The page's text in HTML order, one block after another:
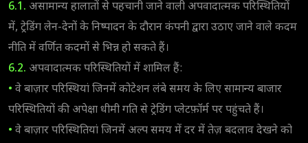
6.1. असामान्य हालातों से पहचानी जाने वाली अपवादात्मक परिस्थितियों
में, ट्रेडिंग लेन-देनों के निष्पादन के दौरान कंपनी द्वारा उठाए जाने वाले कदम
नीति में वर्णित कदमों से भिन्न हो सकते हैं।
6.2. अपवादात्मक परिस्थितियों में शामिल हैं:
• वे बाज़ार परिस्थियां जिनमें कोटेशन लंबे समय के लिए सामान्य बाजार
परिस्थितियों की अपेक्षा धीमी गति से ट्रेडिंग प्लेटफ़ॉर्म पर पहुंचते हैं।
• वे बाज़ार परिस्थितियां जिनमें अल्प समय में दर में तेज़ बदलाव देखने को